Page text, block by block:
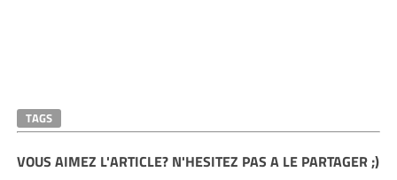
TAGS
VOUS AIMEZ L'ARTICLE? N'HESITEZ PAS A LE PARTAGER ;)